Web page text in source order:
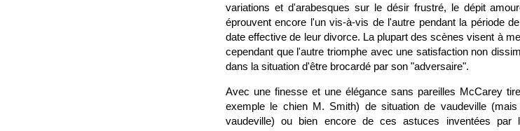
variations et d'arabesques sur le désir frustré, le dépit
éprouvent encore l'un vis-à-vis de l'autre pendant la période
date effective de leur divorce. La plupart des scènes visent à
cependant que l'autre triomphe avec une satisfaction non
dans la situation d'être brocardé par son "adversaire".
Avec une finesse et une élégance sans pareilles McCarey
exemple le chien M. Smith) de situation de vaudeville
vaudeville) ou bien encore de ces astuces inventées par